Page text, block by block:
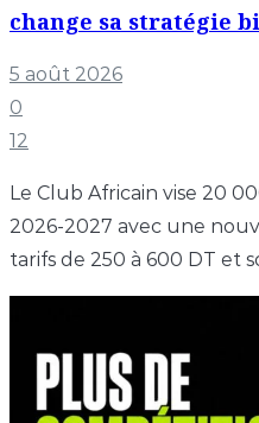
change sa stratégie
5 août 2026
0
12
Le Club Africain vise 20
2026-2027 avec une
tarifs de 250 à 600 DT et